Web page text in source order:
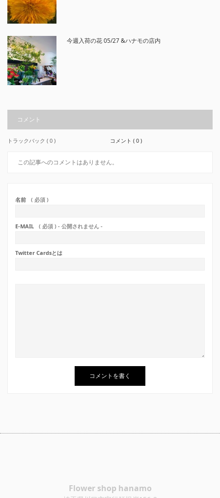
今週入荷の花 05/27 &ハナモの店内
コメント
トラックバック ( 0 ) コメント ( 0 )
この記事へのコメントはありません。
名前 ( 必須 )
E-MAIL ( 必須 ) - 公開されません -
Twitter Cardsとは
Flower shop hanamo